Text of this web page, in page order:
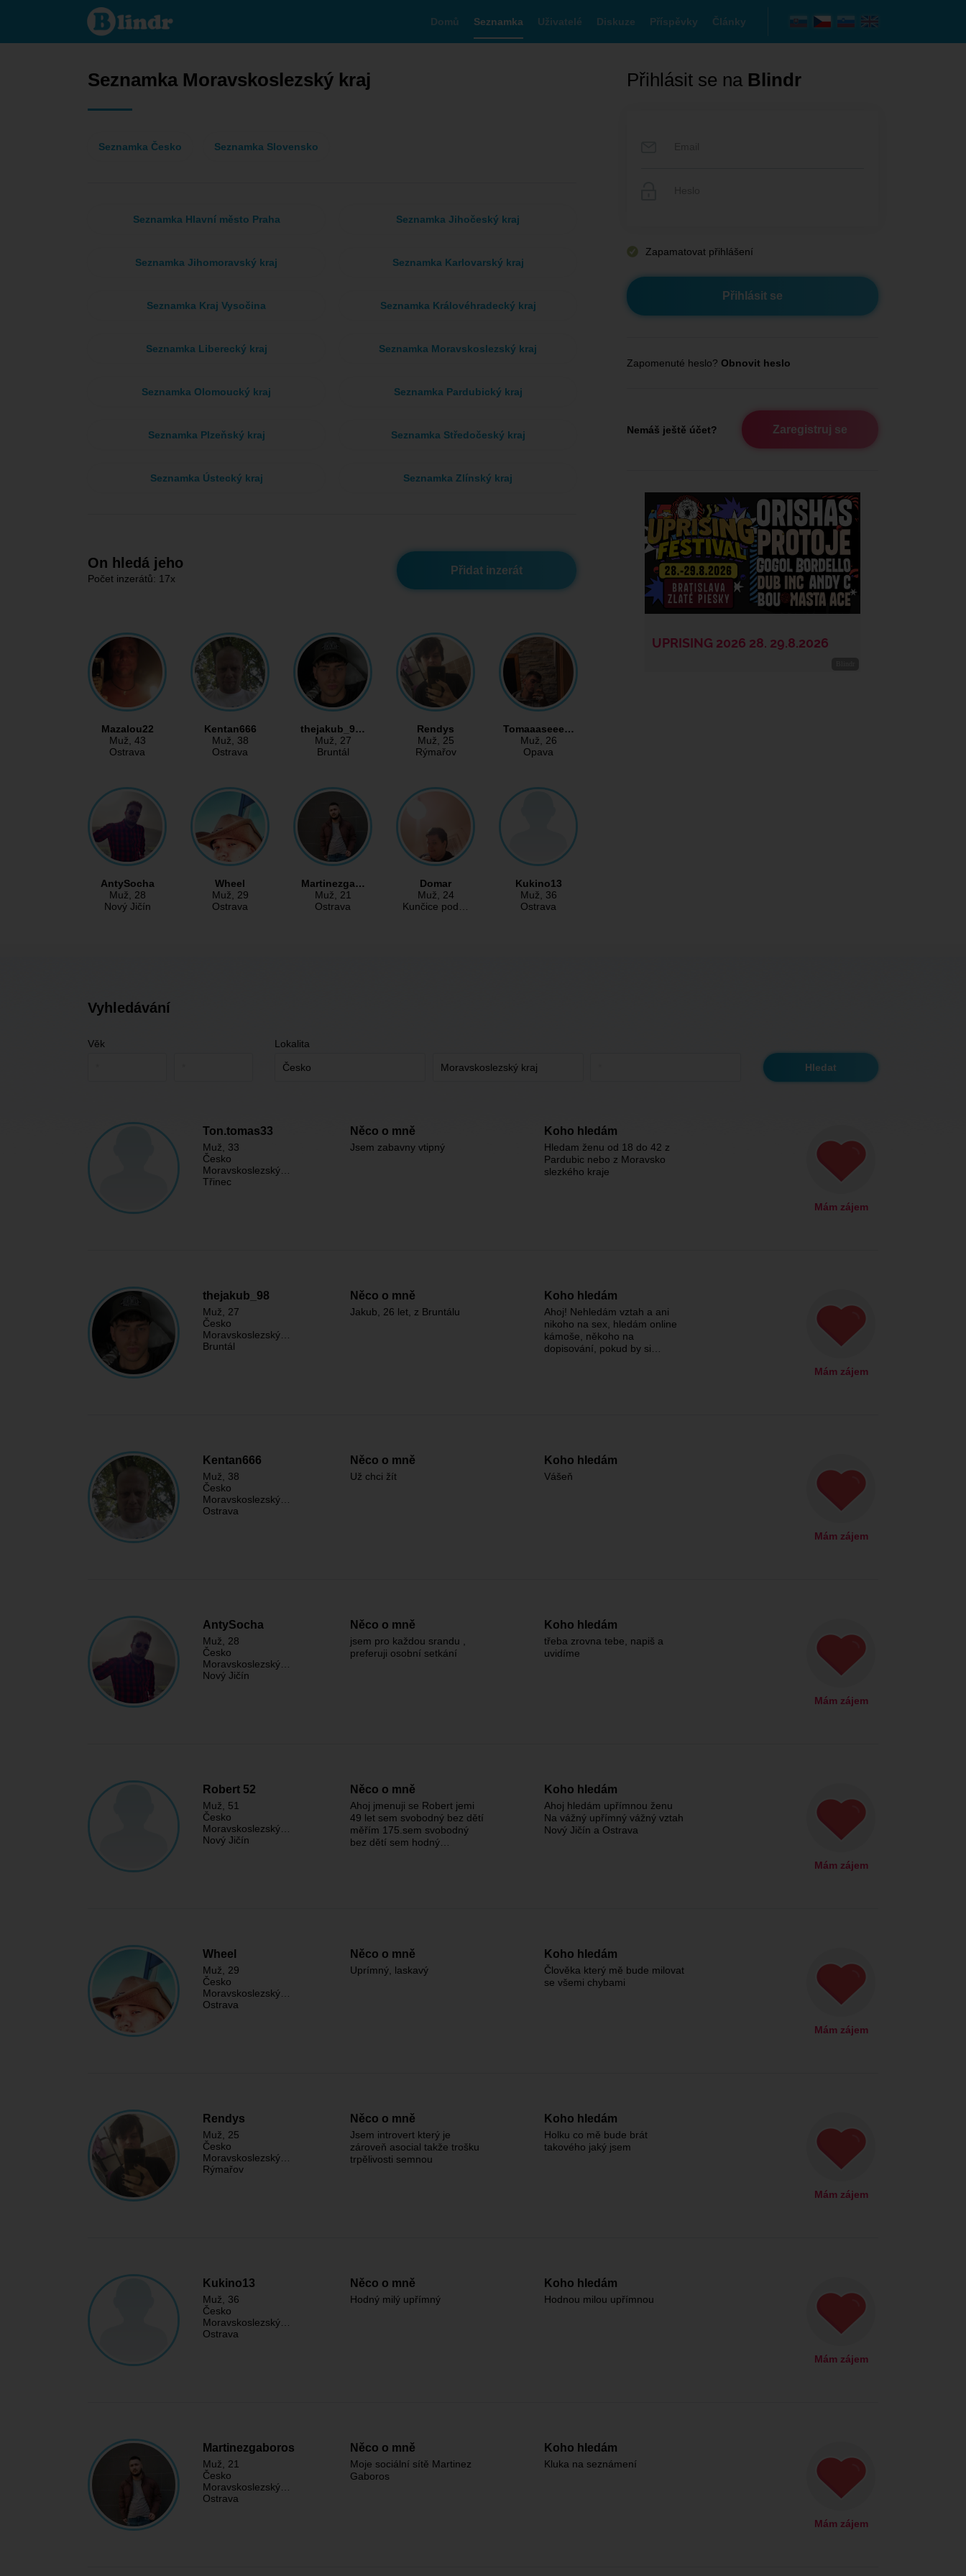
Seznamka - On
hledá jeho
Moravskoslezský
Domů Seznamka Uživatelé Diskuze Příspěvky Články
Seznamka Moravskoslezský kraj
Seznamka Česko Seznamka Slovensko
Seznamka Hlavní město Praha Seznamka Jihočeský kraj
Seznamka Jihomoravský kraj Seznamka Karlovarský kraj
Seznamka Kraj Vysočina Seznamka Královéhradecký kraj
Seznamka Liberecký kraj Seznamka Moravskoslezský kraj
Seznamka Olomoucký kraj Seznamka Pardubický kraj
Seznamka Plzeňský kraj Seznamka Středočeský kraj
Seznamka Ústecký kraj Seznamka Zlínský kraj
Přidat inzerát
On hledá jeho
Počet inzerátů: 17x
Mazalou22
Muž, 43
Ostrava
Kentan666
Muž, 38
Ostrava
thejakub_9…
Muž, 27
Bruntál
Rendys
Muž, 25
Rýmařov
Tomaaaseee…
Muž, 26
Opava
AntySocha
Muž, 28
Nový Jičín
Wheel
Muž, 29
Ostrava
Martinezga…
Muž, 21
Ostrava
Domar
Muž, 24
Kunčice pod…
Kukino13
Muž, 36
Ostrava
Přihlásit se na Blindr
Zapamatovat přihlášení
Zapomenuté heslo? Obnovit heslo
Nemáš ještě účet? Zaregistruj se
Vyhledávání
Věk Lokalita
Ton.tomas33
Muž , 33
Česko
Moravskoslezský…
Třinec
Něco o mně
Jsem zabavny vtipný
Koho hledám
Hledam ženu od 18 do 42 z
Pardubic nebo z Moravsko
slezkého kraje
Mám zájem
thejakub_98
Muž , 27
Česko
Moravskoslezský…
Bruntál
Něco o mně
Jakub, 26 let, z Bruntálu
Koho hledám
Ahoj! Nehledám vztah a ani
nikoho na sex, hledám online
kámoše, někoho na
dopisování, pokud by si…
Mám zájem
Kentan666
Muž , 38
Česko
Moravskoslezský…
Ostrava
Něco o mně
Už chci žít
Koho hledám
Vášeň
Mám zájem
AntySocha
Muž , 28
Česko
Moravskoslezský…
Nový Jičín
Něco o mně
jsem pro každou srandu ,
preferuji osobní setkání
Koho hledám
třeba zrovna tebe, napiš a
uvidíme
Mám zájem
Robert 52
Muž , 51
Česko
Moravskoslezský…
Nový Jičín
Něco o mně
Ahoj jmenuji se Robert jemi
49 let sem svobodný bez dětí
měřím 175.sem svobodný
bez dětí sem hodný…
Koho hledám
Ahoj hledám upřímnou ženu
Na vážný upřímný vážný vztah
Nový Jičín a Ostrava
Mám zájem
Wheel
Muž , 29
Česko
Moravskoslezský…
Ostrava
Něco o mně
Uprímný, laskavý
Koho hledám
Člověka který mě bude milovat
se všemi chybami
Mám zájem
Rendys
Muž , 25
Česko
Moravskoslezský…
Rýmařov
Něco o mně
Jsem introvert který je
zároveň asocial takže trošku
trpělivosti semnou
Koho hledám
Holku co mě bude brát
takového jaký jsem
Mám zájem
Kukino13
Muž , 36
Česko
Moravskoslezský…
Ostrava
Něco o mně
Hodný milý upřímný
Koho hledám
Hodnou milou upřímnou
Mám zájem
Martinezgaboros
Muž , 21
Česko
Moravskoslezský…
Ostrava
Něco o mně
Moje sociální sítě Martinez
Gaboros
Koho hledám
Kluka na seznámení
Mám zájem